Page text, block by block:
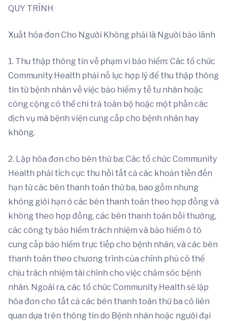
QUY TRÌNH
Xuất hóa đơn Cho Người Không phải là Người bảo lãnh
1. Thu thập thông tin về phạm vi bảo hiểm: Các tổ chức
Community Health phải nỗ lực hợp lý để thu thập thông
tin từ bệnh nhân về việc bảo hiểm y tế tư nhân hoặc
công cộng có thể chi trả toàn bộ hoặc một phần các
dịch vụ mà bệnh viện cung cấp cho bệnh nhân hay
không.
2. Lập hóa đơn cho bên thứ ba: Các tổ chức Community
Health phải tích cực thu hồi tất cả các khoản tiền đến
hạn từ các bên thanh toán thứ ba, bao gồm nhưng
không giới hạn ở các bên thanh toán theo hợp đồng và
không theo hợp đồng, các bên thanh toán bồi thường,
các công ty bảo hiểm trách nhiệm và bảo hiểm ô tô
cung cấp bảo hiểm trực tiếp cho bệnh nhân, và các bên
thanh toán theo chương trình của chính phủ có thể
chịu trách nhiệm tài chính cho việc chăm sóc bệnh
nhân. Ngoài ra, các tổ chức Community Health sẽ lập
hóa đơn cho tất cả các bên thanh toán thứ ba có liên
quan dựa trên thông tin do Bệnh nhân hoặc người đại